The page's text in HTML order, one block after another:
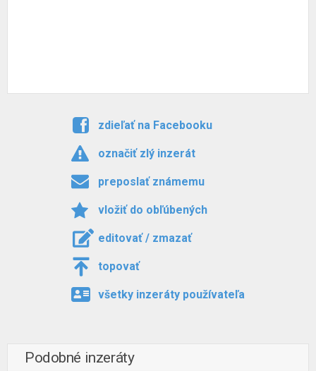
zdieľať na Facebooku
označiť zlý inzerát
preposlať známemu
vložiť do obľúbených
editovať / zmazať
topovať
všetky inzeráty používateľa
Podobné inzeráty